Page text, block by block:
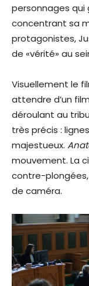
personnages
concentrant sa
protagonistes,
de «vérité» au
Visuellement le
attendre d’un
déroulant au
très précis :
majestueux.
mouvement. La
contre-
de caméra.